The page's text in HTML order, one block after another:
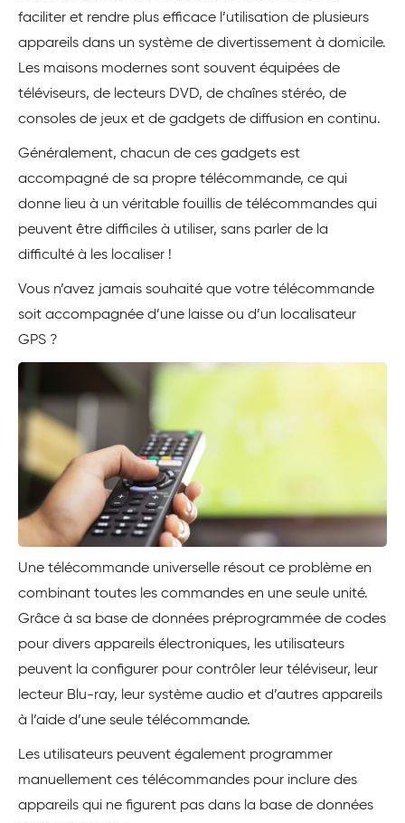
faciliter et rendre plus efficace l’utilisation de plusieurs
appareils dans un système de divertissement à domicile.
Les maisons modernes sont souvent équipées de
téléviseurs, de lecteurs DVD, de chaînes stéréo, de
consoles de jeux et de gadgets de diffusion en continu.
Généralement, chacun de ces gadgets est
accompagné de sa propre télécommande, ce qui
donne lieu à un véritable fouillis de télécommandes qui
peuvent être difficiles à utiliser, sans parler de la
difficulté à les localiser !
Vous n’avez jamais souhaité que votre télécommande
soit accompagnée d’une laisse ou d’un localisateur
GPS ?
Une télécommande universelle résout ce problème en
combinant toutes les commandes en une seule unité.
Grâce à sa base de données préprogrammée de codes
pour divers appareils électroniques, les utilisateurs
peuvent la configurer pour contrôler leur téléviseur, leur
lecteur Blu-ray, leur système audio et d’autres appareils
à l’aide d’une seule télécommande.
Les utilisateurs peuvent également programmer
manuellement ces télécommandes pour inclure des
appareils qui ne figurent pas dans la base de données